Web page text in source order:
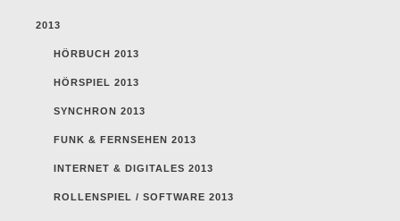
2013
HÖRBUCH 2013
HÖRSPIEL 2013
SYNCHRON 2013
FUNK & FERNSEHEN 2013
INTERNET & DIGITALES 2013
ROLLENSPIEL / SOFTWARE 2013